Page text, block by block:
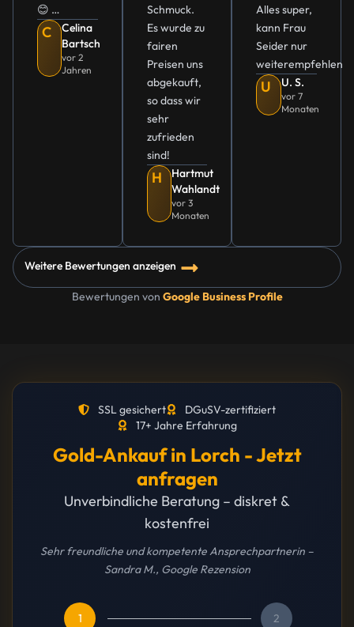
😊 …
C
Celina
Bartsch
vor 2
Jahren
Schmuck.
Es wurde zu
fairen
Preisen uns
abgekauft,
so dass wir
sehr
zufrieden
sind!
H
Hartmut
Wahlandt
vor 3
Monaten
Alles super,
kann Frau
Seider nur
weiterempfehlen
U U. S.
vor 7
Monaten
Weitere Bewertungen anzeigen
Bewertungen von Google Business Profile
SSL gesichert
DGuSV-zertifiziert
17+ Jahre Erfahrung
Gold-Ankauf in Lorch - Jetzt
anfragen
Unverbindliche Beratung – diskret &
kostenfrei
Sehr freundliche und kompetente Ansprechpartnerin –
Sandra M., Google Rezension
1 2